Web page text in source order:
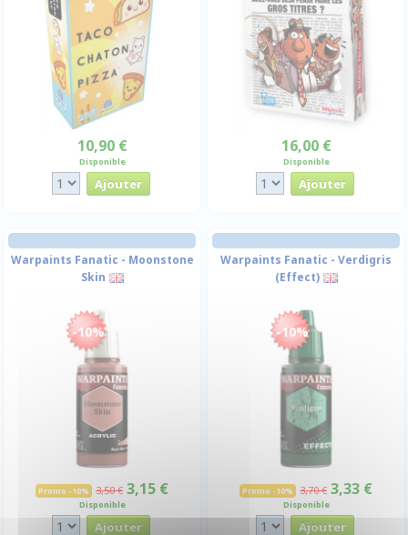
10,90 €
Disponible
16,00 €
Disponible
Warpaints Fanatic - Moonstone
Skin
-10%
Promo -10% 3,50 € 3,15 €
Disponible
Warpaints Fanatic - Verdigris
(Effect)
-10%
Promo -10% 3,70 € 3,33 €
Disponible